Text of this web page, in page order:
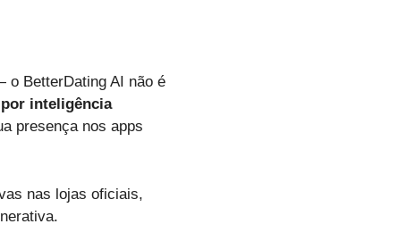
o BetterDating AI não é
inteligência
presença nos apps
nas lojas oficiais,